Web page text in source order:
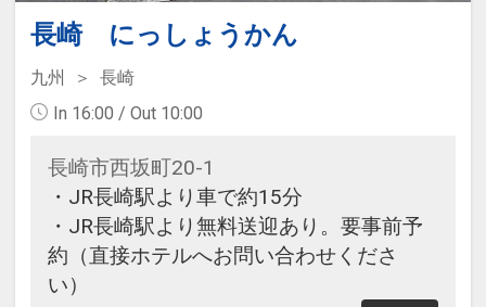
長崎 にっしょうかん
九州
長崎
In 16:00 / Out 10:00
長崎市西坂町20-1
・JR長崎駅より車で約15分
・JR長崎駅より無料送迎あり。要事前予
約（直接ホテルへお問い合わせくださ
い）